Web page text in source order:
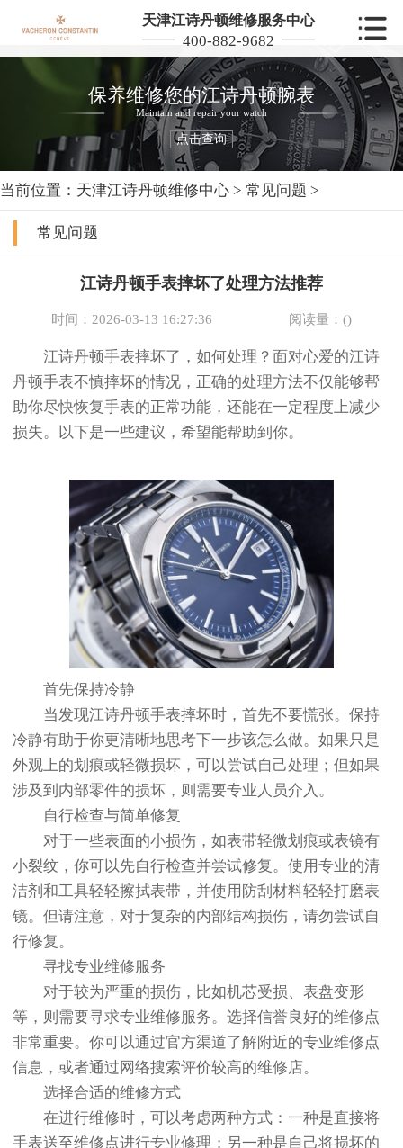
天津江诗丹顿维修服务中心
400-882-9682
保养维修您的江诗丹顿腕表
Maintain and repair your watch
点击查询
当前位置： 天津江诗丹顿维修中心 > 常见问题 >
常见问题
江诗丹顿手表摔坏了处理方法推荐
时间：2026-03-13 16:27:36 阅读量：()
江诗丹顿手表摔坏了，如何处理？面对心爱的江诗
丹顿手表不慎摔坏的情况，正确的处理方法不仅能够帮
助你尽快恢复手表的正常功能，还能在一定程度上减少
损失。以下是一些建议，希望能帮助到你。
首先保持冷静
当发现江诗丹顿手表摔坏时，首先不要慌张。保持
冷静有助于你更清晰地思考下一步该怎么做。如果只是
外观上的划痕或轻微损坏，可以尝试自己处理；但如果
涉及到内部零件的损坏，则需要专业人员介入。
自行检查与简单修复
对于一些表面的小损伤，如表带轻微划痕或表镜有
小裂纹，你可以先自行检查并尝试修复。使用专业的清
洁剂和工具轻轻擦拭表带，并使用防刮材料轻轻打磨表
镜。但请注意，对于复杂的内部结构损伤，请勿尝试自
行修复。
寻找专业维修服务
对于较为严重的损伤，比如机芯受损、表盘变形
等，则需要寻求专业维修服务。选择信誉良好的维修点
非常重要。你可以通过官方渠道了解附近的专业维修点
信息，或者通过网络搜索评价较高的维修店。
选择合适的维修方式
在进行维修时，可以考虑两种方式：一种是直接将
手表送至维修点进行专业修理；另一种是自己将损坏的